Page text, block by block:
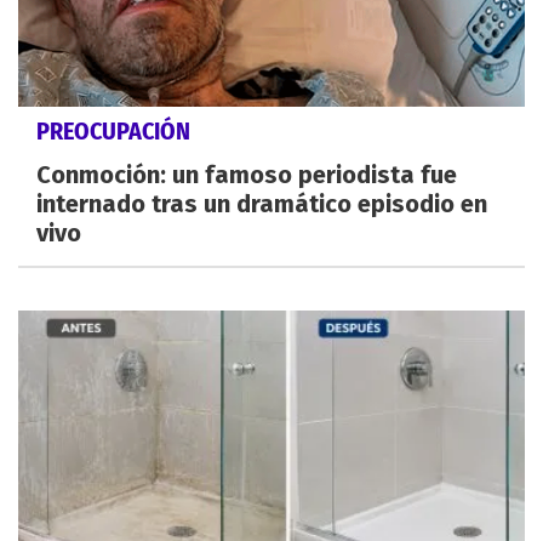
PREOCUPACIÓN
Conmoción: un famoso periodista fue
internado tras un dramático episodio en
vivo